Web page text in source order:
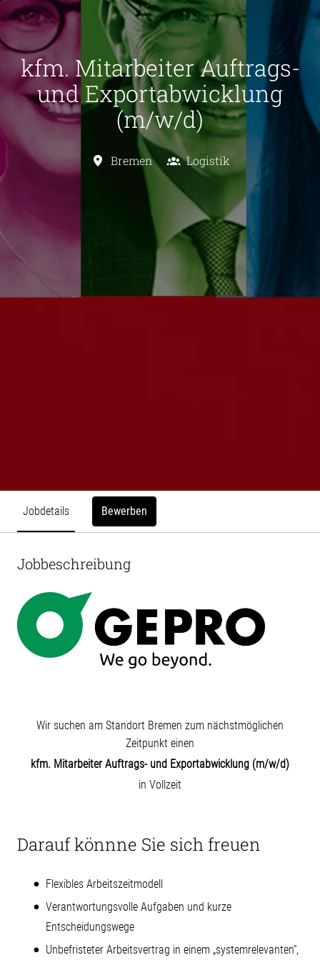
kfm. Mitarbeiter Auftrags-
und Exportabwicklung
(m/w/d)
Bremen Logistik
Jobdetails Bewerben
Jobbeschreibung
Wir suchen am Standort Bremen zum nächstmöglichen
Zeitpunkt einen
kfm. Mitarbeiter Auftrags- und Exportabwicklung (m/w/d)
in Vollzeit
Darauf könnne Sie sich freuen
Flexibles Arbeitszeitmodell
Verantwortungsvolle Aufgaben und kurze
Entscheidungswege
Unbefristeter Arbeitsvertrag in einem „systemrelevanten“,